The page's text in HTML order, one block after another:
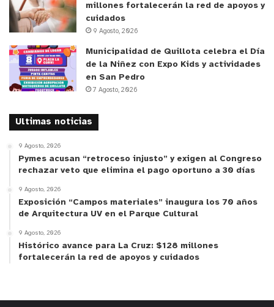
contacto improvisación” a cargo de Rocío Rivera
(22 de septiembre, 10:00 a 12:00 horas),
Acevedo (22 de septiembre, 18:30 a 20:00 horas) y
“Cuerpo en trance” a cargo de Pseudónimo
compañía (23 de septiembre, 18:30 a 20:00horas).
plataforma Zoom, el coreógrafo Manuel Jaramillo
al movimiento”, el día 24 de septiembre a las 11:00
horas.
Dirigidas a público aficionado o con experiencia en
danza, teatro, performance u otras áreas
vinculadas a la exploración del movimiento y el
cuerpo, a través de estas prácticas las y los
procesos creativos. Estas prácticas cuentan cupos
millones fortalecerán la red de apoyos y
cuidados
9 Agosto, 2026
Municipalidad de Quillota celebra el Día
de la Niñez con Expo Kids y actividades
en San Pedro
7 Agosto, 2026
Ultimas noticias
9 Agosto, 2026
Pymes acusan “retroceso injusto” y exigen al Congreso
rechazar veto que elimina el pago oportuno a 30 días
9 Agosto, 2026
Exposición “Campos materiales” inaugura los 70 años
de Arquitectura UV en el Parque Cultural
9 Agosto, 2026
Histórico avance para La Cruz: $128 millones
fortalecerán la red de apoyos y cuidados